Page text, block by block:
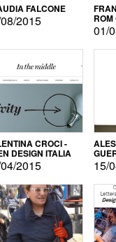
FALCONE
2015
01/
CROCI -
DESIGN ITALIA
2015 15/